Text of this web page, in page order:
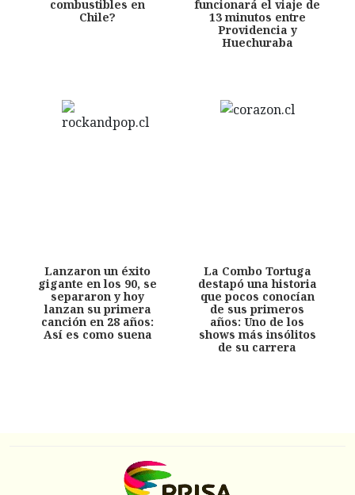
combustibles en
Chile?
funcionará el viaje de
13 minutos entre
Providencia y
Huechuraba
Lanzaron un éxito
gigante en los 90, se
separaron y hoy
lanzan su primera
canción en 28 años:
Así es como suena
La Combo Tortuga
destapó una historia
que pocos conocían
de sus primeros
años: Uno de los
shows más insólitos
de su carrera